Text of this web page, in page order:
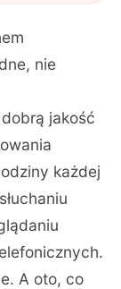
nie
jakość
każdej
A oto, co